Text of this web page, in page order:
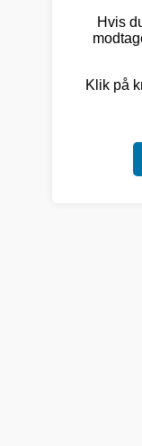
Hvis
Klik på